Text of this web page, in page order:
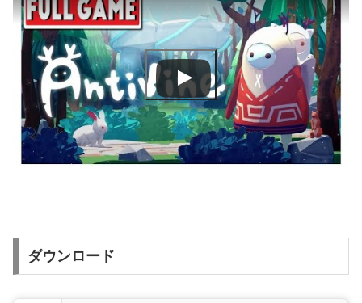
ダウンロード